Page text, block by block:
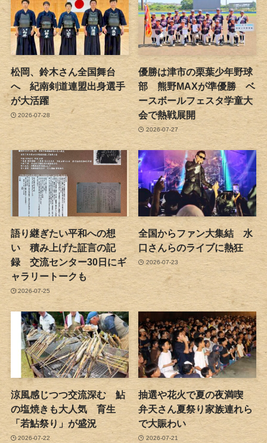
松岡、鈴木さん全国舞台
へ 紀南剣道連盟出身選手
が大活躍
2026-07-28
優勝は津市の栗葉少年野球
部 熊野MAXが準優勝 ベ
ースボールフェスタ学童大
会で熱戦展開
2026-07-27
語り継ぎたい平和への想
い 積み上げた証言の記
録 交流センター30日にギ
ャラリートークも
2026-07-25
全国からファン大集結 水
口さんらのライブに熱狂
2026-07-23
涼風感じつつ交流深む 鮎
の塩焼きも大人気 育生
「若鮎祭り」が盛況
2026-07-22
抽選や花火で夏の夜満喫
弁天さん夏祭り家族連れら
で大賑わい
2026-07-21